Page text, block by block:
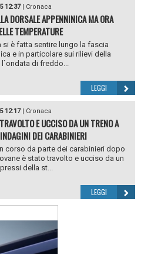
12:37| Cronaca
DORSALE APPENNINICA MA ORA
TEMPERATURE
si è fatta sentire lungo la fascia
e in particolare sui rilievi della
l`ondata di freddo...
LEGGI
12:17| Cronaca
E UCCISO DA UN TRENO A
DEI CARABINIERI
corso da parte dei carabinieri dopo
è stato travolto e ucciso da un
della st...
LEGGI